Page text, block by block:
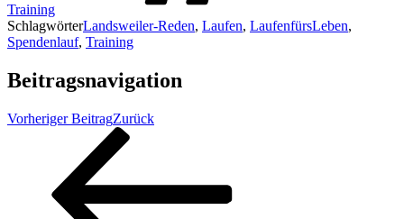
Training
SchlagwörterLandsweiler-Reden, Laufen, LaufenfürsLeben,
Spendenlauf, Training
Beitragsnavigation
Vorheriger BeitragZurück